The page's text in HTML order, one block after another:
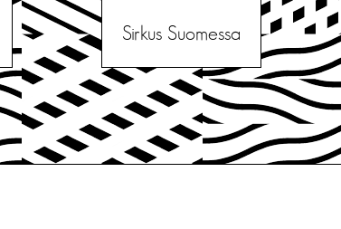
Sirkus Suomessa